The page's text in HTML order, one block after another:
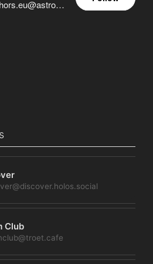
@astrocohors.eu@astrocohors.eu
Club